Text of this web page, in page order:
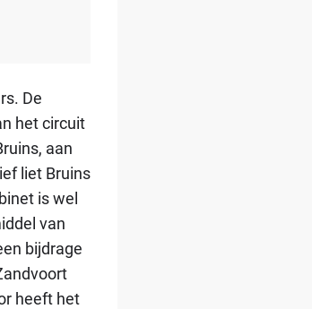
De
het circuit
aan
liet Bruins
is wel
van
bijdrage
heeft het